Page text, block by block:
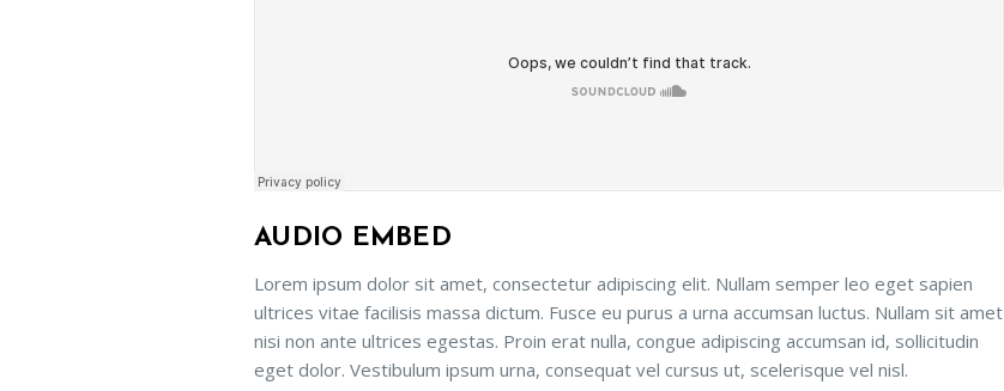
AUDIO EMBED
Lorem ipsum dolor sit amet, consectetur adipiscing elit. Nullam semper leo eget sapien
ultrices vitae facilisis massa dictum. Fusce eu purus a urna accumsan luctus. Nullam sit amet
nisi non ante ultrices egestas. Proin erat nulla, congue adipiscing accumsan id, sollicitudin
eget dolor. Vestibulum ipsum urna, consequat vel cursus ut, scelerisque vel nisl.